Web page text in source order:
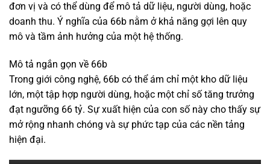
đơn vị và có thể dùng để mô tả dữ liệu, người dùng, hoặc
doanh thu. Ý nghĩa của 66b nằm ở khả năng gợi lên quy
mô và tầm ảnh hưởng của một hệ thống.
Mô tả ngắn gọn về 66b
Trong giới công nghệ, 66b có thể ám chỉ một kho dữ liệu
lớn, một tập hợp người dùng, hoặc một chỉ số tăng trưởng
đạt ngưỡng 66 tỷ. Sự xuất hiện của con số này cho thấy sự
mở rộng nhanh chóng và sự phức tạp của các nền tảng
hiện đại.